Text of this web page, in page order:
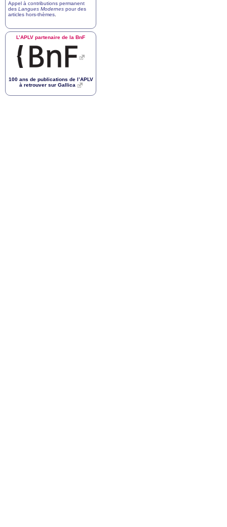
Appel à contributions permanent
des Langues Modernes pour des
articles hors-thèmes
L’APLV partenaire de la BnF
100 ans de publications de l’APLV
à retrouver sur Gallica